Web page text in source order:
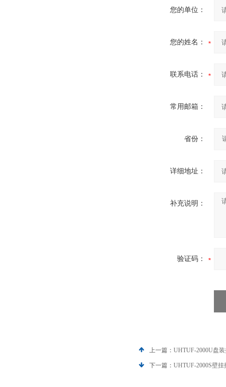
您的单位：
您的姓名：
联系电话：
常用邮箱：
省份：
详细地址：
补充说明：
验证码：
上一篇： UHTUF-2000U盘
下一篇： UHTUF-2000S壁